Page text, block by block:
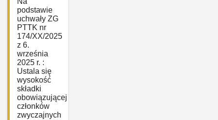
podstawie
uchwały ZG
PTTK nr
174/XX/2025
z 6.
września
2025 r. :
Ustala się
wysokość
składki
obowiązującej
członków
zwyczajnych